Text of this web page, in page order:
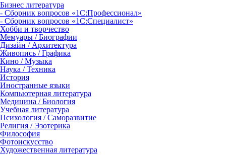
Бизнес литература
- Сборник вопросов «1С:Профессионал»
- Сборник вопросов «1С:Специалист»
Хобби и творчество
Мемуары / Биографии
Дизайн / Архитектура
Живопись / Графика
Кино / Музыка
Наука / Техника
История
Иностранные языки
Компьютерная литература
Медицина / Биология
Учебная литература
Психология / Саморазвитие
Религия / Эзотерика
Философия
Фотоискусство
Художественная литература